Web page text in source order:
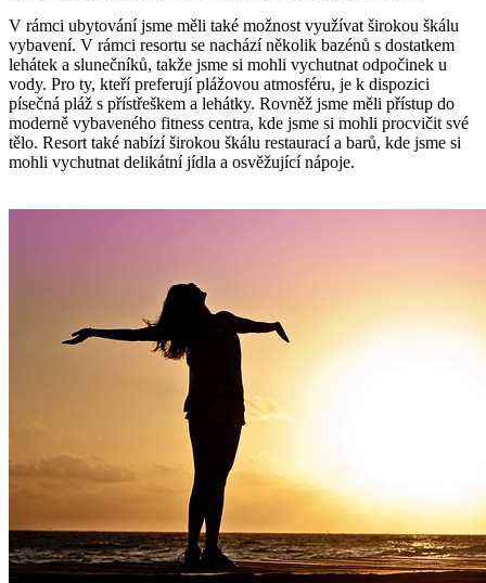
V rámci ubytování jsme měli také možnost využívat širokou škálu
vybavení. V rámci resortu se nachází několik bazénů s dostatkem
lehátek a slunečníků, takže jsme si mohli vychutnat odpočinek u
vody. Pro ty, kteří preferují plážovou atmosféru, je k dispozici
písečná pláž s přístřeškem a lehátky. Rovněž jsme měli přístup do
moderně vybaveného fitness centra, kde jsme si mohli procvičit své
tělo. Resort také nabízí širokou škálu restaurací a barů, kde jsme si
mohli vychutnat delikátní jídla a osvěžující nápoje.